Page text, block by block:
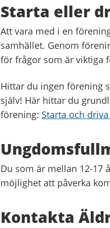
Starta eller
Att vara med i en
samhället. Genom
för frågor som är viktiga
Hittar du ingen förening
själv! Här hittar du
förening: Starta och
Du som är mellan 12-17
möjlighet att påverka
Kontakta